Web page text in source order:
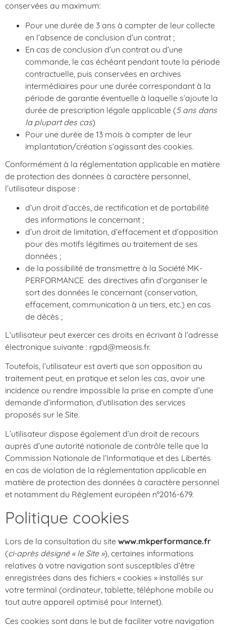
conservées au maximum:
Pour une durée de 3 ans à compter de leur collecte
en l’absence de conclusion d’un contrat ;
En cas de conclusion d’un contrat ou d’une
commande, le cas échéant pendant toute la période
contractuelle, puis conservées en archives
intermédiaires pour une durée correspondant à la
période de garantie éventuelle à laquelle s’ajoute la
durée de prescription légale applicable (5 ans dans
la plupart des cas)
Pour une durée de 13 mois à compter de leur
implantation/création s’agissant des cookies.
Conformément à la réglementation applicable en matière
de protection des données à caractère personnel,
l’utilisateur dispose :
d’un droit d’accès, de rectification et de portabilité
des informations le concernant ;
d’un droit de limitation, d’effacement et d’opposition
pour des motifs légitimes au traitement de ses
données ;
de la possibilité de transmettre à la Société MK-
PERFORMANCE des directives afin d’organiser le
sort des données le concernant (conservation,
effacement, communication à un tiers, etc.) en cas
de décès ;
L’utilisateur peut exercer ces droits en écrivant à l’adresse
électronique suivante : rgpd@meosis.fr.
Toutefois, l’utilisateur est averti que son opposition au
traitement peut, en pratique et selon les cas, avoir une
incidence ou rendre impossible la prise en compte d’une
demande d’information, d’utilisation des services
proposés sur le Site.
L’utilisateur dispose également d’un droit de recours
auprès d’une autorité nationale de contrôle telle que la
Commission Nationale de l’Informatique et des Libertés
en cas de violation de la réglementation applicable en
matière de protection des données à caractère personnel
et notamment du Règlement européen n°2016-679.
Politique cookies
Lors de la consultation du site www.mkperformance.fr
(ci-après désigné « le Site »), certaines informations
relatives à votre navigation sont susceptibles d’être
enregistrées dans des fichiers « cookies » installés sur
votre terminal (ordinateur, tablette, téléphone mobile ou
tout autre appareil optimisé pour Internet).
Ces cookies sont dans le but de faciliter votre navigation